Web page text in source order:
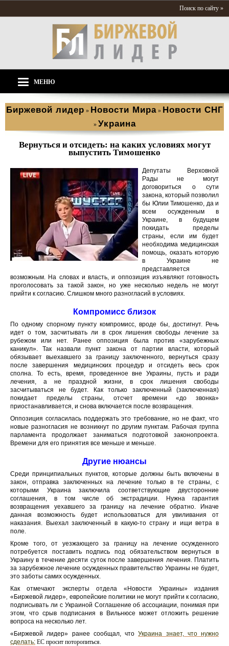
Поиск по сайту »
МЕНЮ
Биржевой лидер » Новости Мира » Новости СНГ
» Украина
Вернуться и отсидеть: на каких условиях могут
выпустить Тимошенко
Депутаты Верховной
Рады не могут
договориться о сути
закона, который позволил
бы Юлии Тимошенко, да и
всем осужденным в
Украине, в будущем
покидать пределы
страны, если им будет
необходима медицинская
помощь, оказать которую
в Украине не
представляется
возможным. На словах и власть, и оппозиция изъявляют готовность
проголосовать за такой закон, но уже несколько недель не могут
прийти к согласию. Слишком много разногласий в условиях.
Компромисс близок
По одному спорному пункту компромисс, вроде бы, достигнут. Речь
идет о том, засчитывать ли в срок лишения свободы лечение за
рубежом или нет. Ранее оппозиция была против «зарубежных
каникул». Так назвали пункт закона от партии власти, который
обязывает выехавшего за границу заключенного, вернуться сразу
после завершения медицинских процедур и отсидеть весь срок
сполна. То есть, время, проведенное вне Украины, пусть и ради
лечения, а не праздной жизни, в срок лишения свободы
засчитываться не будет. Как только заключенный (заключенная)
покидает пределы страны, отсчет времени «до звонка»
приостанавливается, и снова включается после возвращения.
Оппозиция согласилась поддержать это требование, но не факт, что
новые разногласия не возникнут по другим пунктам. Рабочая группа
парламента продолжает заниматься подготовкой законопроекта.
Времени для его принятия все меньше и меньше.
Другие нюансы
Среди принципиальных пунктов, которые должны быть включены в
закон, отправка заключенных на лечение только в те страны, с
которыми Украина заключила соответствующие двусторонние
соглашения, в том числе об экстрадиции. Нужна гарантия
возвращения уехавшего за границу на лечение обратно. Иначе
данная возможность будет использоваться для увиливания от
наказания. Выехал заключенный в какую-то страну и ищи ветра в
поле.
Кроме того, от уезжающего за границу на лечение осужденного
потребуется поставить подпись под обязательством вернуться в
Украину в течение десяти суток после завершения лечения. Платить
за зарубежное лечение осужденных правительство Украины не будет,
это заботы самих осужденных.
Как отмечают эксперты отдела «Новости Украины» издания
«Биржевой лидер», европейские политики не могут прийти к согласию,
подписывать ли с Украиной Соглашение об ассоциации, понимая при
этом, что срыв подписания в Вильнюсе может отложить решение
вопроса на несколько лет.
«Биржевой лидер» ранее сообщал, чтоУкраина знает, что нужно
сделать: ЕС просит поторопиться.